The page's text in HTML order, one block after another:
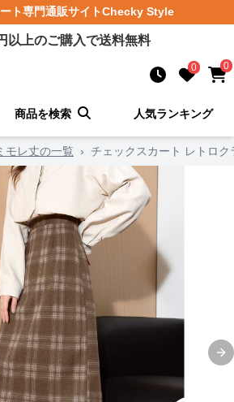
ト専門通販サイトChecky Style
以上のご購入で送料無料
0 0
商品を検索 人気ランキング
モレ丈の一覧 › チェックスカート レトロ